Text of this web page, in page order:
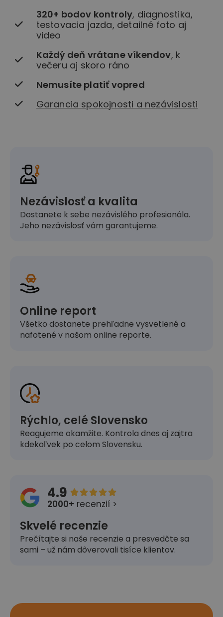
320+ bodov kontroly, diagnostika,
testovacia jazda, detailné foto aj
video
Každý deň vrátane víkendov, k
večeru aj skoro ráno
Nemusíte platiť vopred
Garancia spokojnosti a nezávislosti
Nezávislosť a kvalita
Dostanete k sebe nezávislého profesionála.
Jeho nezávislosť vám garantujeme.
Online report
Všetko dostanete prehľadne vysvetlené a
nafotené v našom online reporte.
Rýchlo, celé Slovensko
Reagujeme okamžite. Kontrola dnes aj zajtra
kdekoľvek po celom Slovensku.
4.9 
2000+ recenzií >
Skvelé recenzie
Prečítajte si naše recenzie a presvedčte sa
sami – už nám dôverovali tisíce klientov.